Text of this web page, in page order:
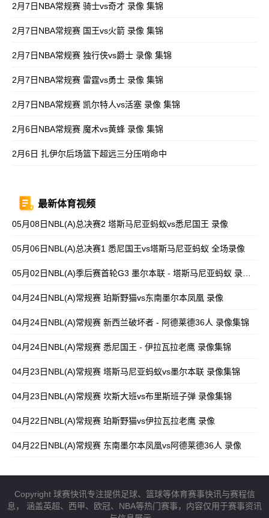
2月7日NBA常规赛 骑士vs奇才 录像 集锦
2月7日NBA常规赛 国王vs火箭 录像 集锦
2月7日NBA常规赛 独行侠vs爵士 录像 集锦
2月7日NBA常规赛 雷霆vs勇士 录像 集锦
2月7日NBA常规赛 凯尔特人vs活塞 录像 集锦
2月6日NBA常规赛 魔术vs黄蜂 录像 集锦
2月6日 扎伊尔后场篮下超远三分压哨命中
最新体育视频
05月08日NBL(A)总决赛2 塔斯马尼亚蚂蚁vs悉尼国王 录像
05月06日NBL(A)总决赛1 悉尼国王vs塔斯马尼亚蚂蚁 全场录像
05月02日NBL(A)季后赛首轮G3 墨尔本联 - 塔斯马尼亚蚂蚁 录像集锦
04月24日NBL(A)常规赛 珀斯野猫vs东南墨尔本凤凰 录像
04月24日NBL(A)常规赛 新西兰破坏者 - 阿德莱德36人 录像集锦
04月24日NBL(A)常规赛 悉尼国王 - 伊拉瓦拉老鹰 录像集锦
04月23日NBL(A)常规赛 塔斯马尼亚蚂蚁vs墨尔本联 录像集锦
04月23日NBL(A)常规赛 坎斯大班vs布里斯班子弹 录像集锦
04月22日NBL(A)常规赛 珀斯野猫vs伊拉瓦拉老鹰 录像
04月22日NBL(A)常规赛 东南墨尔本凤凰vs阿德莱德36人 录像
Copyright 球赛快讯专注提供足球、篮球等体育赛事快讯与赛程信
息， 涵盖英超、西甲、欧冠、NBA等热门赛事，内容仅用于赛事资讯